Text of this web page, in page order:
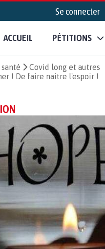
Se connecter
ACCUEIL PÉTITIONS
Covid long et autres
! De faire naitre l'espoir !